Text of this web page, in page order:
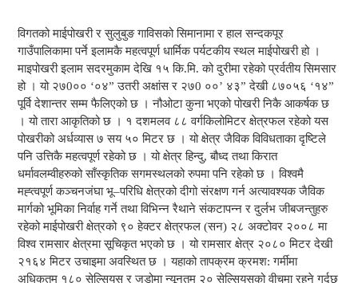
विगतको माईपोखरी र सुलुबुङ गाविसको सिमानामा र हाल सन्दकपूर
गाउँपालिकामा पर्ने इलामकै महत्वपूर्ण धार्मिक पर्यटकीय स्थल माईपोखरी हो ।
माइपोखरी इलाम सदरमुकाम देखि १५ कि.मि. को दुरीमा रहेको प्रर्वतीय सिमसार
हो । यो २७0०० ‘०४” उतरी अक्षांस र २७0 ००’ ४३” देखी ८७०५६ ‘१४”
पूर्वि देशान्तर सम्म फैलिएको छ । नौओटा कुना भएको पोखरी निकै आकर्षक छ
। यो तारा आकृतिको छ । १ दशमलव ८८ वर्गकिलोमिटर क्षेत्रफल रहेको यस
पोखरीको अर्धव्यास ७ सय ५० मिटर छ । यो क्षेत्र जैविक विविधताका दृष्टिले
पनि उत्तिकै महत्वपूर्ण रहेको छ । यो क्षेत्र हिन्दु, बौध्द तथा किरात
धर्मावलम्वीहरुको साँस्कृतिक सगमस्थलको रुपमा पनि रहेको छ । विश्वमै
मह्त्वपूर्ण कञ्चनजंघा भू–परिधि क्षेत्रको दीगो संरक्षण गर्न अत्यावश्यक जैविक
मार्गको भूमिका निर्वाह गर्ने तथा विभिन्न रैथाने संकटापन्न र दुर्लभ जीबजन्तुहरु
रहेको माईपोखरी क्षेत्रको ९० हेक्टर क्षेत्रफल (सन) २८ अक्टोवर २००८ मा
विश्व रामसार क्षेत्रमा सूचिकृत भएको छ । यो रामसार क्षेत्र २०८० मिटर देखी
२१६४ मिटर उचाइमा अवस्थित छ । यहाको तापक्रम क्रमश: गर्मीमा
अधिकतम १८० सेल्सियस र जडोमा न्यूनतम २० सेल्सियसको वीचमा रहने गर्दछ